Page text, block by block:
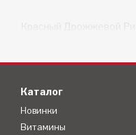
Красный Дрожжевой Рис
Каталог
Новинки
Витамины